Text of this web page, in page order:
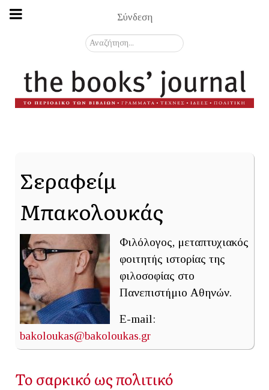
Σύνδεση
Αναζήτηση...
Σεραφείμ
Μπακολουκάς
Φιλόλογος, μεταπτυχιακός
φοιτητής ιστορίας της
φιλοσοφίας στο
Πανεπιστήμιο Αθηνών.
E-mail:
bakoloukas@bakoloukas.gr
Το σαρκικό ως πολιτικό